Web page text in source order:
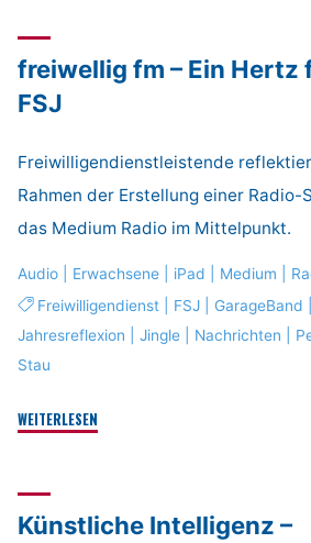
der
freiwellig fm – Ein Hertz
FSJ
Freiwilligendienstleistende
Rahmen der Erstellung einer Radio-
das Medium Radio im Mittelpunkt.
Audio Erwachsene iPad Medium
Freiwilligendienst| FSJ| GarageBand
Jahresreflexion |Jingle Nachrichten
Stau
WEITERLESEN
Hertz
Künstliche Intelligenz –